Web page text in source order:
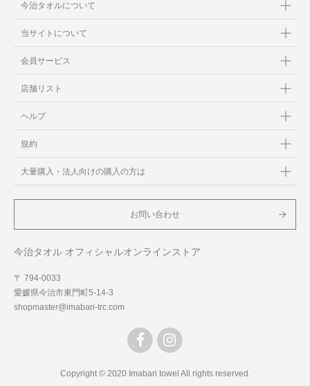
今治タオルについて
当サイトについて
会員サービス
店舗リスト
ヘルプ
規約
大量購入・法人向けの購入の方は
お問い合わせ
今治タオル オフィシャルオンラインストア
〒 794-0033
愛媛県今治市東門町5-14-3
shopmaster@imabari-trc.com
Copyright © 2020 Imabari towel All rights reserved.